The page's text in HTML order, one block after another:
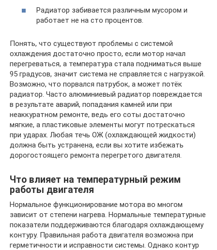
Радиатор забивается различным мусором и
работает не на сто процентов.
Понять, что существуют проблемы с системой
охлаждения достаточно просто, если мотор начал
перегреваться, а температура стала подниматься выше
95 градусов, значит система не справляется с нагрузкой.
Возможно, что порвался патрубок, а может потёк
радиатор. Часто алюминиевый радиатор повреждается
в результате аварий, попадания камней или при
неаккуратном ремонте, ведь его соты достаточно
мягкие, а пластиковые элементы могут потрескаться
при ударах. Любая течь ОЖ (охлаждающей жидкости)
должна быть устранена, если вы хотите избежать
дорогостоящего ремонта перегретого двигателя.
Что влияет на температурный режим
работы двигателя
Нормальное функционирование мотора во многом
зависит от степени нагрева. Нормальные температурные
показатели поддерживаются благодаря охлаждающему
контуру. Правильная работа двигателя возможна при
герметичности и исправности системы. Однако контур